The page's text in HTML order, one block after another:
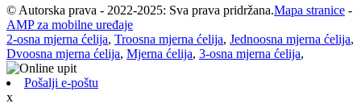
AMP za mobilne uređaje
2-osna mjerna ćelija,Troosna mjerna ćelija
Dvoosna mjerna ćelija,Mjerna ćelija ,3-osna mjerna ćelija,
Pošalji e-poštu
x